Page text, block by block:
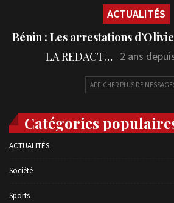
ACTUALITÉS
Bénin : Les arrestations
LA REDACTION 2 ans
AFFICHER PLUS DE
Catégories
ACTUALITÉS
Société
Sports